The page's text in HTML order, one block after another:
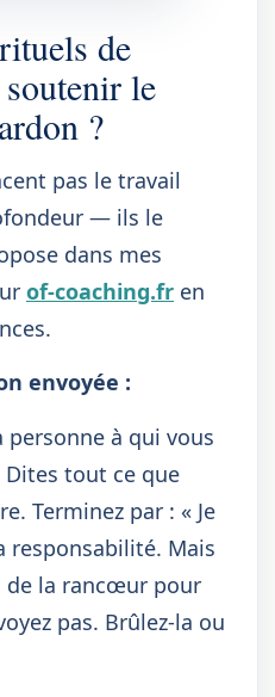
de
le
?
pas le travail
— ils le
dans mes
of-coaching.fr en
envoyée :
personne à qui vous
Dites tout ce que
Terminez par : « Je
responsabilité. Mais
de la rancœur pour
pas. Brûlez-la ou